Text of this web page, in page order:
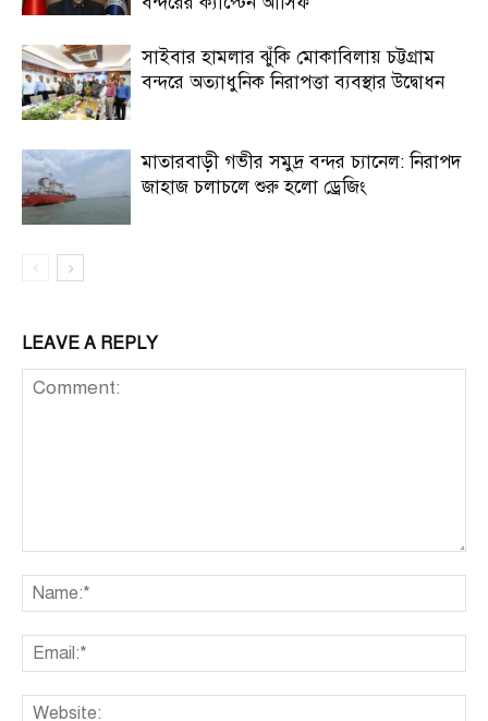
সাইবার হামলার ঝুঁকি মোকাবিলায় চট্টগ্রাম
বন্দরে অত্যাধুনিক নিরাপত্তা ব্যবস্থার উদ্বোধন
মাতারবাড়ী গভীর সমুদ্র বন্দর চ্যানেল: নিরাপদ
জাহাজ চলাচলে শুরু হলো ড্রেজিং
LEAVE A REPLY